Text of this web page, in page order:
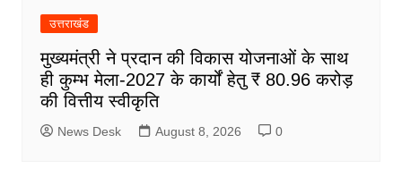
उत्तराखंड
मुख्यमंत्री ने प्रदान की विकास योजनाओं के साथ
ही कुम्भ मेला-2027 के कार्यों हेतु ₹ 80.96 करोड़
की वित्तीय स्वीकृति
News Desk August 8, 2026 0